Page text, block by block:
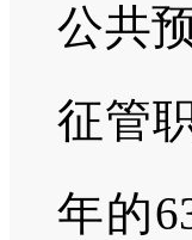
公共
征管
年的